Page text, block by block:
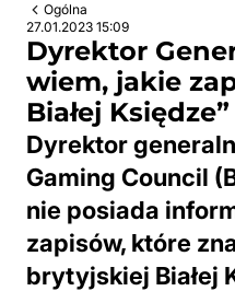
Ogólna
27.01.2023 15:09
Dyrektor
wiem, jakie
Białej Księdze”
Dyrektor
Gaming Council
nie posiada
zapisów, które
brytyjskiej Białej